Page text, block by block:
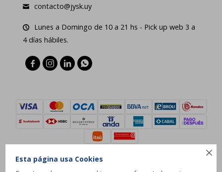

Esta página usa Cookies
contacto@jysk.uy
Lunes a Domingo de 10 a 21 hs - Pick up web 3 a
4 días hábiles.
   